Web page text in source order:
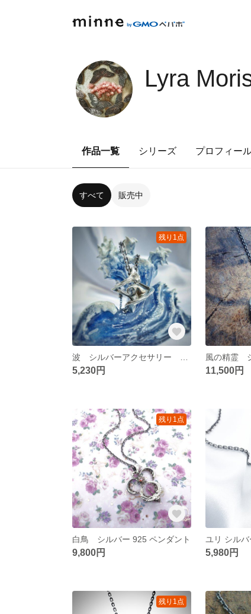
Lyra
作品一覧 シリーズ プロフィー
すべて 販売中
残り1点
5,230円 11,500円
残り1点
白鳥 シルバー 925 ペンダント
9,800円
ユリ シル
5,980円
残り1点